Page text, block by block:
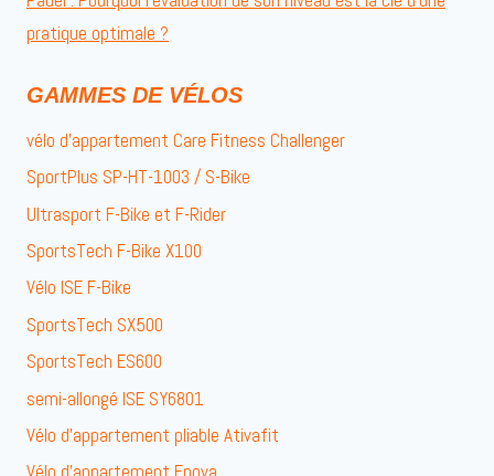
pratique optimale ?
GAMMES DE VÉLOS
vélo d’appartement Care Fitness Challenger
SportPlus SP-HT-1003 / S-Bike
Ultrasport F-Bike et F-Rider
SportsTech F-Bike X100
Vélo ISE F-Bike
SportsTech SX500
SportsTech ES600
semi-allongé ISE SY6801
Vélo d’appartement pliable Ativafit